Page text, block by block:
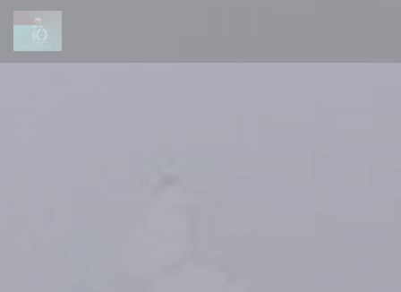
Panel pro správu cookies